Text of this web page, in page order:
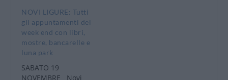
programma musiche
di Mozart, Rossini e
Verdi Serravalle
Scrivia: alle ore 21
presso la Biblioteca
Comunale “R. Allegri”,
in concomitanza con
NOVI LIGURE: Tutti
gli appuntamenti del
week end con libri,
mostre, bancarelle e
luna park
SABATO 19
NOVEMBRE Novi